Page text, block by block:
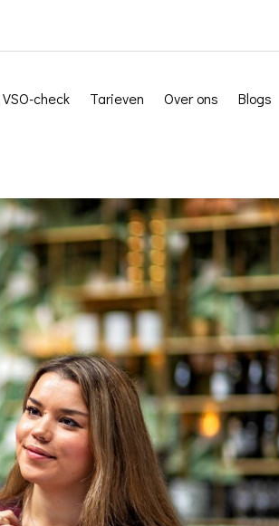
VSO-check Tarieven Over ons Blogs